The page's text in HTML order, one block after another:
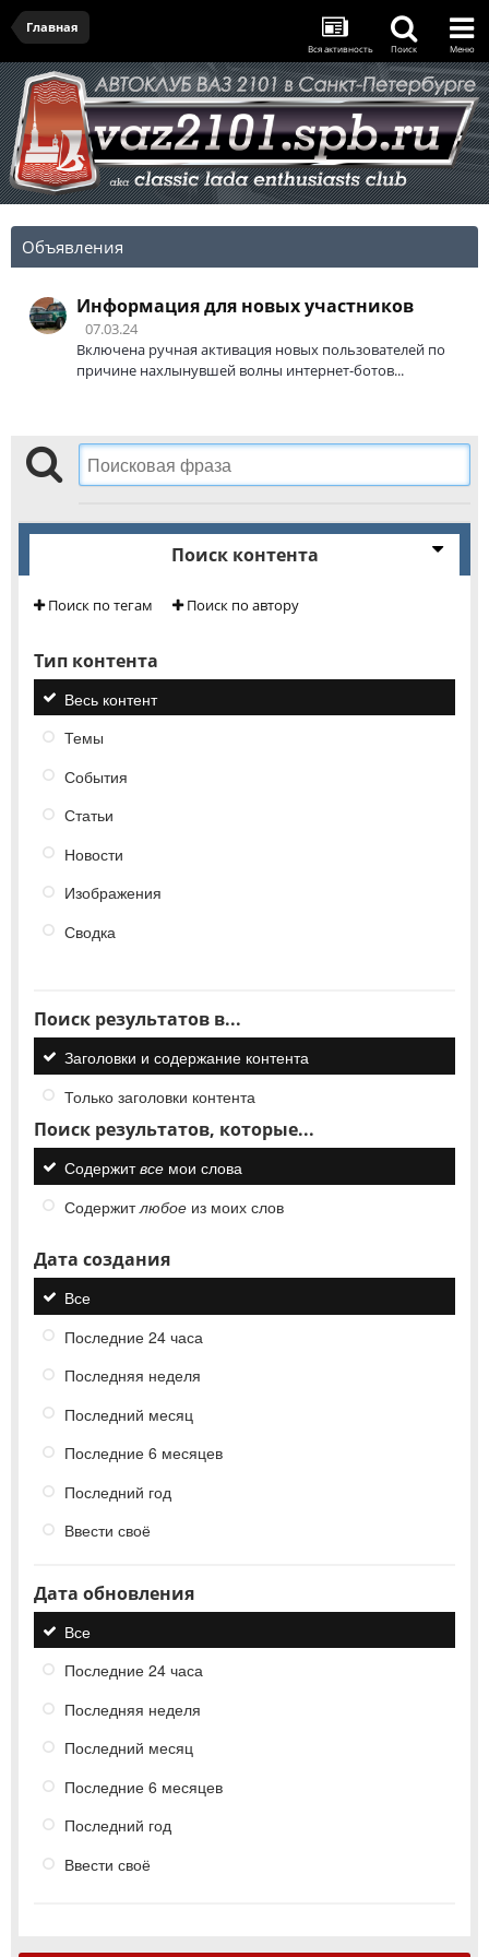
Главная
Вся активность Поиск Меню
Объявления
Информация для новых участников
07.03.24
Включена ручная активация новых пользователей по
причине нахлынувшей волны интернет-ботов...
Поиск контента
Поиск по тегам Поиск по автору
Тип контента
Весь контент
Темы
События
Статьи
Новости
Изображения
Сводка
Поиск результатов в...
Заголовки и содержание контента
Только заголовки контента
Поиск результатов, которые...
Содержитвсе мои слова
Содержитлюбое из моих слов
Дата создания
Все
Последние 24 часа
Последняя неделя
Последний месяц
Последние 6 месяцев
Последний год
Ввести своё
Дата обновления
Все
Последние 24 часа
Последняя неделя
Последний месяц
Последние 6 месяцев
Последний год
Ввести своё